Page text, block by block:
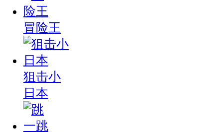
冒险王
狙击小
日本